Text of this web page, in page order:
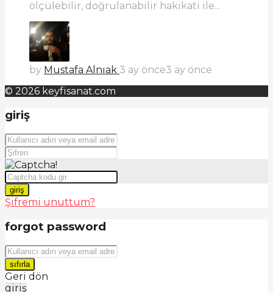
ölçülebilir, doğrulanabilir hakikati ile...
by Mustafa Alnıak 3 ay önce3 ay önce
© 2026 keyfisanat.com
giriş
giriş
Şifremi unuttum?
forgot password
sıfırla
Geri dön
giriş